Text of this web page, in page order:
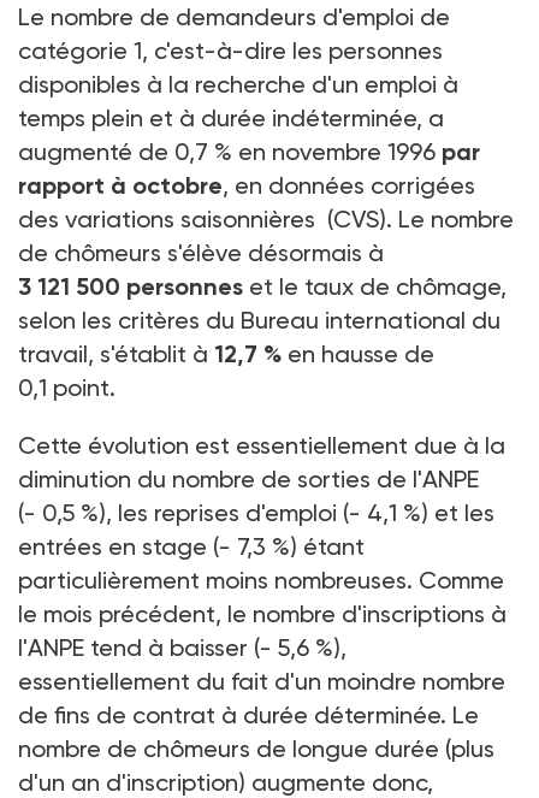
Le nombre de demandeurs d'emploi de
catégorie 1, c'est-à-dire les personnes
disponibles à la recherche d'un emploi à
temps plein et à durée indéterminée, a
augmenté de 0,7 % en novembre 1996 par
rapport à octobre, en données corrigées
des variations saisonnières (CVS). Le nombre
de chômeurs s'élève désormais à
3 121 500 personnes et le taux de chômage,
selon les critères du Bureau international du
travail, s'établit à 12,7 % en hausse de
0,1 point.
Cette évolution est essentiellement due à la
diminution du nombre de sorties de l'ANPE
(- 0,5 %), les reprises d'emploi (- 4,1 %) et les
entrées en stage (- 7,3 %) étant
particulièrement moins nombreuses. Comme
le mois précédent, le nombre d'inscriptions à
l'ANPE tend à baisser (- 5,6 %),
essentiellement du fait d'un moindre nombre
de fins de contrat à durée déterminée. Le
nombre de chômeurs de longue durée (plus
d'un an d'inscription) augmente donc,